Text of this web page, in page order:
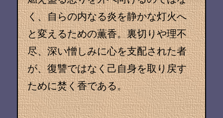
く、自らの内なる炎を静かな灯火へ
と変えるための薫香。裏切りや理不
尽、深い憎しみに心を支配された者
が、復讐ではなく己自身を取り戻す
ために焚く香である。